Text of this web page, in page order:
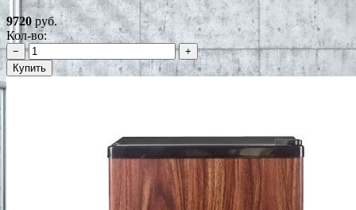
9720руб.
Кол-во:
−
+
Купить